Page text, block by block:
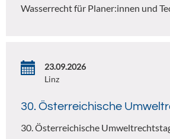
Wasserrecht für Planer:innen und
23.09.2026
Linz
30. Österreichische
30. Österreichische